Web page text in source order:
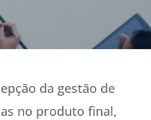
da gestão de
no produto final,